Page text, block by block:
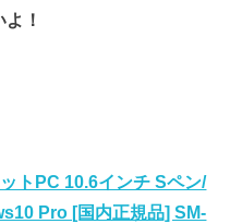
！
トPC 10.6インチ Sペン/
Pro [国内正規品] SM-